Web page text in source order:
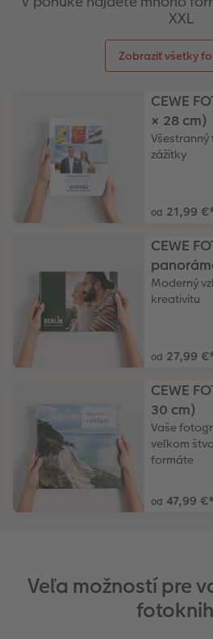
XXL
Zobraziť všetky
CEWE
× 28 cm)
zážitky
od 21,99 €
CEWE
Moderný
kreativitu
od 27,99 €
CEWE
30 cm)
Vaše
veľkom
formáte
od 47,99 €*
Veľa možností pre